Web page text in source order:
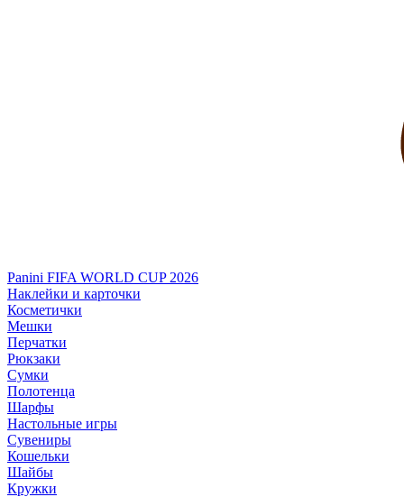
Panini FIFA WORLD CUP 2026
Наклейки и карточки
Косметички
Мешки
Перчатки
Рюкзаки
Сумки
Полотенца
Шарфы
Настольные игры
Сувениры
Кошельки
Шайбы
Кружки